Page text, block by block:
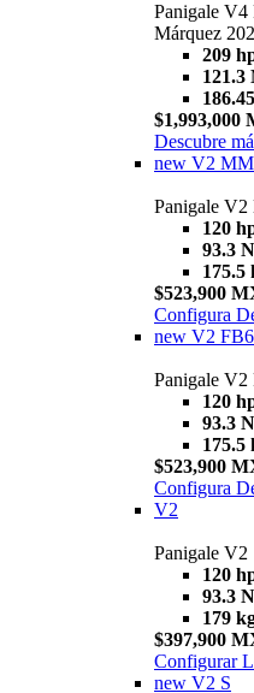
Panigale V4
Márquez
209
121.3
$1,993,000
Descubre
new V2
Panigale
120
93.3
175.5
$523,900
Configura
new V2
Panigale V2
120
93.3
175.5
$523,900
Configura
V2
Panigale V2
120
93.3
179
$397,900
Configurar
new V2 S